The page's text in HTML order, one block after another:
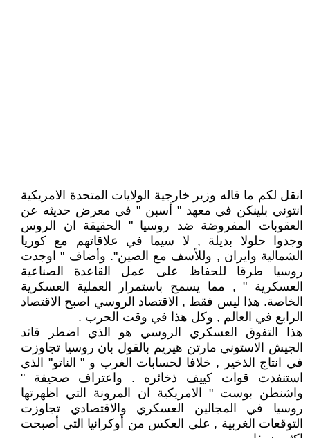
انقل لكم ما قاله وزير خارجية الولايات المتحدة الامريكية
انتوني بلينكن في معهد " أسبن " في معرض حديثه عن
العقوبات المفروضة ضد روسيا " الحقيقة ان الروس
وجدوا حلولا بديلة , لا سيما في علاقاتهم مع كوريا
الشمالية وايران , وللأسف مع الصين". وأضاف " اوجدت
روسيا طرقا للحفاظ على عمل القاعدة الصناعية
العسكرية " , مما يسمح باستمرار العملية العسكرية
الخاصة. هذا ليس فقط , الاقتصاد الروسي اصبح الاقتصاد
الرابع في العالم , وكل هذا في وقت الحرب .
هذا التفوق العسكري الروسي هو الذي اضطر قائد
الجيش الاستوني مارتن هيريم بالقول بان روسيا تجاوزت
في انتاج الذخير , خلافا لحسابات الغرب و " الناتو" الذي
استنفدت قوات كييف ذخائره . واعتراف صحيفة "
واشنطن بوست " الامريكية ان المرونة التي اظهرتها
روسيا في المجالين العسكري والاقتصادي تجاوزت
التوقعات الغربية , على العكس من أوكرانيا التي أصبحت